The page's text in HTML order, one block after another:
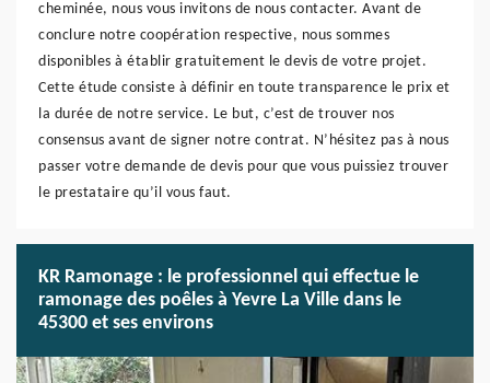
cheminée, nous vous invitons de nous contacter. Avant de
conclure notre coopération respective, nous sommes
disponibles à établir gratuitement le devis de votre projet.
Cette étude consiste à définir en toute transparence le prix et
la durée de notre service. Le but, c’est de trouver nos
consensus avant de signer notre contrat. N’hésitez pas à nous
passer votre demande de devis pour que vous puissiez trouver
le prestataire qu’il vous faut.
KR Ramonage : le professionnel qui effectue le
ramonage des poêles à Yevre La Ville dans le
45300 et ses environs